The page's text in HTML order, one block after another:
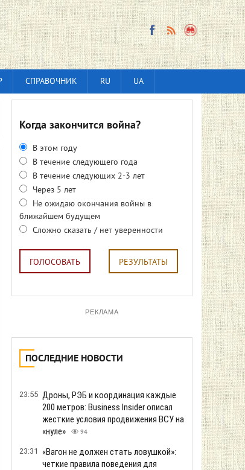
СПРАВОЧНИК RU UA
Когда закончится война?
В этом году
В течение следующего года
В течение следующих 2-3 лет
Через 5 лет
Не ожидаю окончания войны в
ближайшем будущем
Сложно сказать / нет уверенности
ГОЛОСОВАТЬ РЕЗУЛЬТАТЫ
РЕКЛАМА
ПОСЛЕДНИЕ НОВОСТИ
23:55 Дроны, РЭБ и координация каждые
200 метров: Business Insider описал
жесткие условия продвижения ВСУ на
«нуле»
94
23:31
«Вагон не должен стать ловушкой»:
четкие правила поведения для